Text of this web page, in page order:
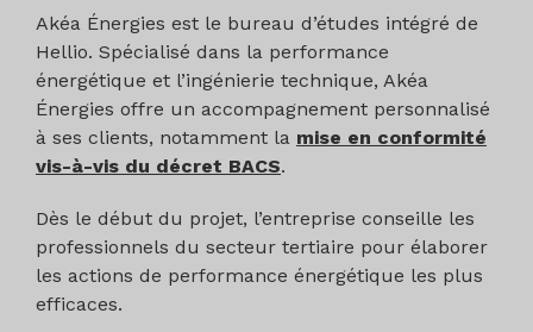
Akéa Énergies est le bureau d’études intégré de
Hellio. Spécialisé dans la performance
énergétique et l’ingénierie technique, Akéa
Énergies offre un accompagnement personnalisé
à ses clients, notamment la mise en conformité
vis-à-vis du décret BACS.
Dès le début du projet, l’entreprise conseille les
professionnels du secteur tertiaire pour élaborer
les actions de performance énergétique les plus
efficaces.